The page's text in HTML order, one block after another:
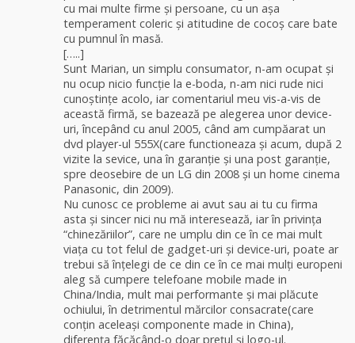
cu mai multe firme și persoane, cu un așa
temperament coleric și atitudine de cocoș care bate
cu pumnul în masă.
[…..]
Sunt Marian, un simplu consumator, n-am ocupat și
nu ocup nicio funcție la e-boda, n-am nici rude nici
cunoștințe acolo, iar comentariul meu vis-a-vis de
această firmă, se bazează pe alegerea unor device-
uri, începând cu anul 2005, când am cumpăarat un
dvd player-ul 555X(care functioneaza și acum, după 2
vizite la sevice, una în garanție și una post garanție,
spre deosebire de un LG din 2008 și un home cinema
Panasonic, din 2009).
Nu cunosc ce probleme ai avut sau ai tu cu firma
asta și sincer nici nu mă interesează, iar în privința
“chinezăriilor”, care ne umplu din ce în ce mai mult
viața cu tot felul de gadget-uri și device-uri, poate ar
trebui să înțelegi de ce din ce în ce mai mulți europeni
aleg să cumpere telefoane mobile made in
China/India, mult mai performante și mai plăcute
ochiului, în detrimentul mărcilor consacrate(care
conțin aceleași componente made in China),
diferența făcăcând-o doar prețul și logo-ul.